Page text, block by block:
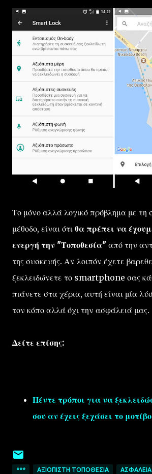
Το μόνο αλλά λογικό πρόβλημα με τη
μέθοδο, είναι ότι θα πρέπει να
ενεργή την "Τοποθεσία" από την
της συσκευής. Αν λοιπόν έχετε
ξεκλειδώνετε το smartphone σας
πιάνετε στα χέρια, αυτή είναι μία
τον κόπο αλλά όχι την ασφάλειά μας.
Δείτε επίσης:
Πέντε τρόποι για να
σου αν έχεις ξεχάσει το μοτίβο
*** ΑΞΙΌΠΙΣΤΗ ΤΟΠΟΘΕΣΊΑ